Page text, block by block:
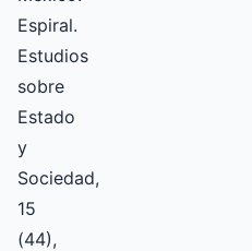
Espiral.
Estudios
sobre
Estado
y
Sociedad,
15
(44),